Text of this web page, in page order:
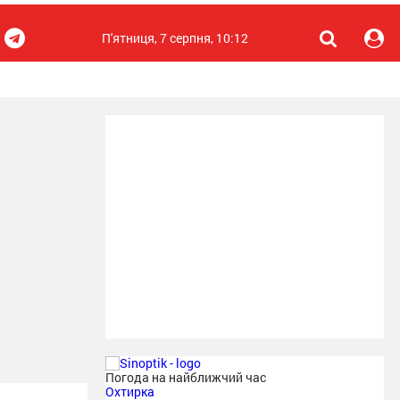
П'ятниця, 7 серпня, 10:12
Погода на найближчий час
Охтирка